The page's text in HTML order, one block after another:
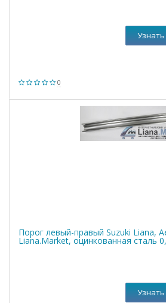
0
Порог левый-правый Suzuki Liana,
Liana.Market, оцинкованная сталь